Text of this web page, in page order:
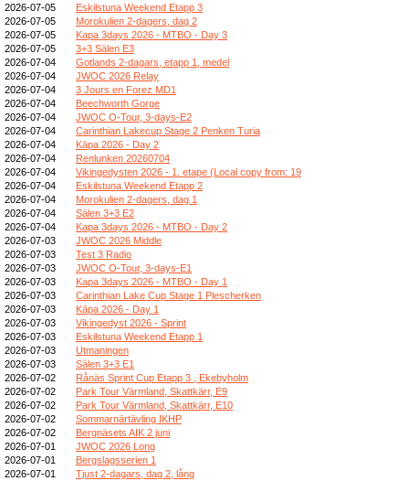
2026-07-05
Eskilstuna Weekend Etapp 3
2026-07-05
Morokulien 2-dagers, dag 2
2026-07-05
Kapa 3days 2026 - MTBO - Day 3
2026-07-05
3+3 Sälen E3
2026-07-04
Gotlands 2-dagars, etapp 1, medel
2026-07-04
JWOC 2026 Relay
2026-07-04
3 Jours en Forez MD1
2026-07-04
Beechworth Gorge
2026-07-04
JWOC O-Tour, 3-days-E2
2026-07-04
Carinthian Lakecup Stage 2 Penken Turia
2026-07-04
Kāpa 2026 - Day 2
2026-07-04
Renlunken 20260704
2026-07-04
Vikingedysten 2026 - 1. etape (Local copy from: 19
2026-07-04
Eskilstuna Weekend Etapp 2
2026-07-04
Morokulien 2-dagers, dag 1
2026-07-04
Sälen 3+3 E2
2026-07-04
Kapa 3days 2026 - MTBO - Day 2
2026-07-03
JWOC 2026 Middle
2026-07-03
Test 3 Radio
2026-07-03
JWOC O-Tour, 3-days-E1
2026-07-03
Kapa 3days 2026 - MTBO - Day 1
2026-07-03
Carinthian Lake Cup Stage 1 Plescherken
2026-07-03
Kāpa 2026 - Day 1
2026-07-03
Vikingedyst 2026 - Sprint
2026-07-03
Eskilstuna Weekend Etapp 1
2026-07-03
Utmaningen
2026-07-03
Sälen 3+3 E1
2026-07-02
Rånäs Sprint Cup Etapp 3 , Ekebyholm
2026-07-02
Park Tour Värmland, Skattkärr, E9
2026-07-02
Park Tour Värmland, Skattkärr, E10
2026-07-02
Sommarnärtävling IKHP
2026-07-02
Bergnäsets AIK 2 juni
2026-07-01
JWOC 2026 Long
2026-07-01
Bergslagsserien 1
2026-07-01
Tjust 2-dagars, dag 2, lång